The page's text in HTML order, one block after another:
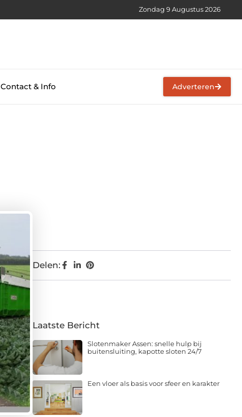
Zondag 9 Augustus 2026
Contact & Info Adverteren
Delen:
Laatste Bericht
Slotenmaker Assen: snelle hulp bij
buitensluiting, kapotte sloten 24/7
Een vloer als basis voor sfeer en karakter